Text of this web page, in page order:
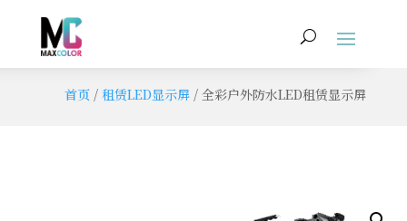
首页 /租赁LED显示屏 / 全彩户外防水LED租赁显示屏